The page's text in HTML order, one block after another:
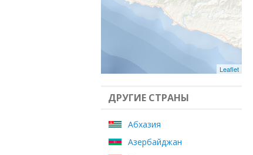
Leaflet
ДРУГИЕ СТРАНЫ
Абхазия
Азербайджан